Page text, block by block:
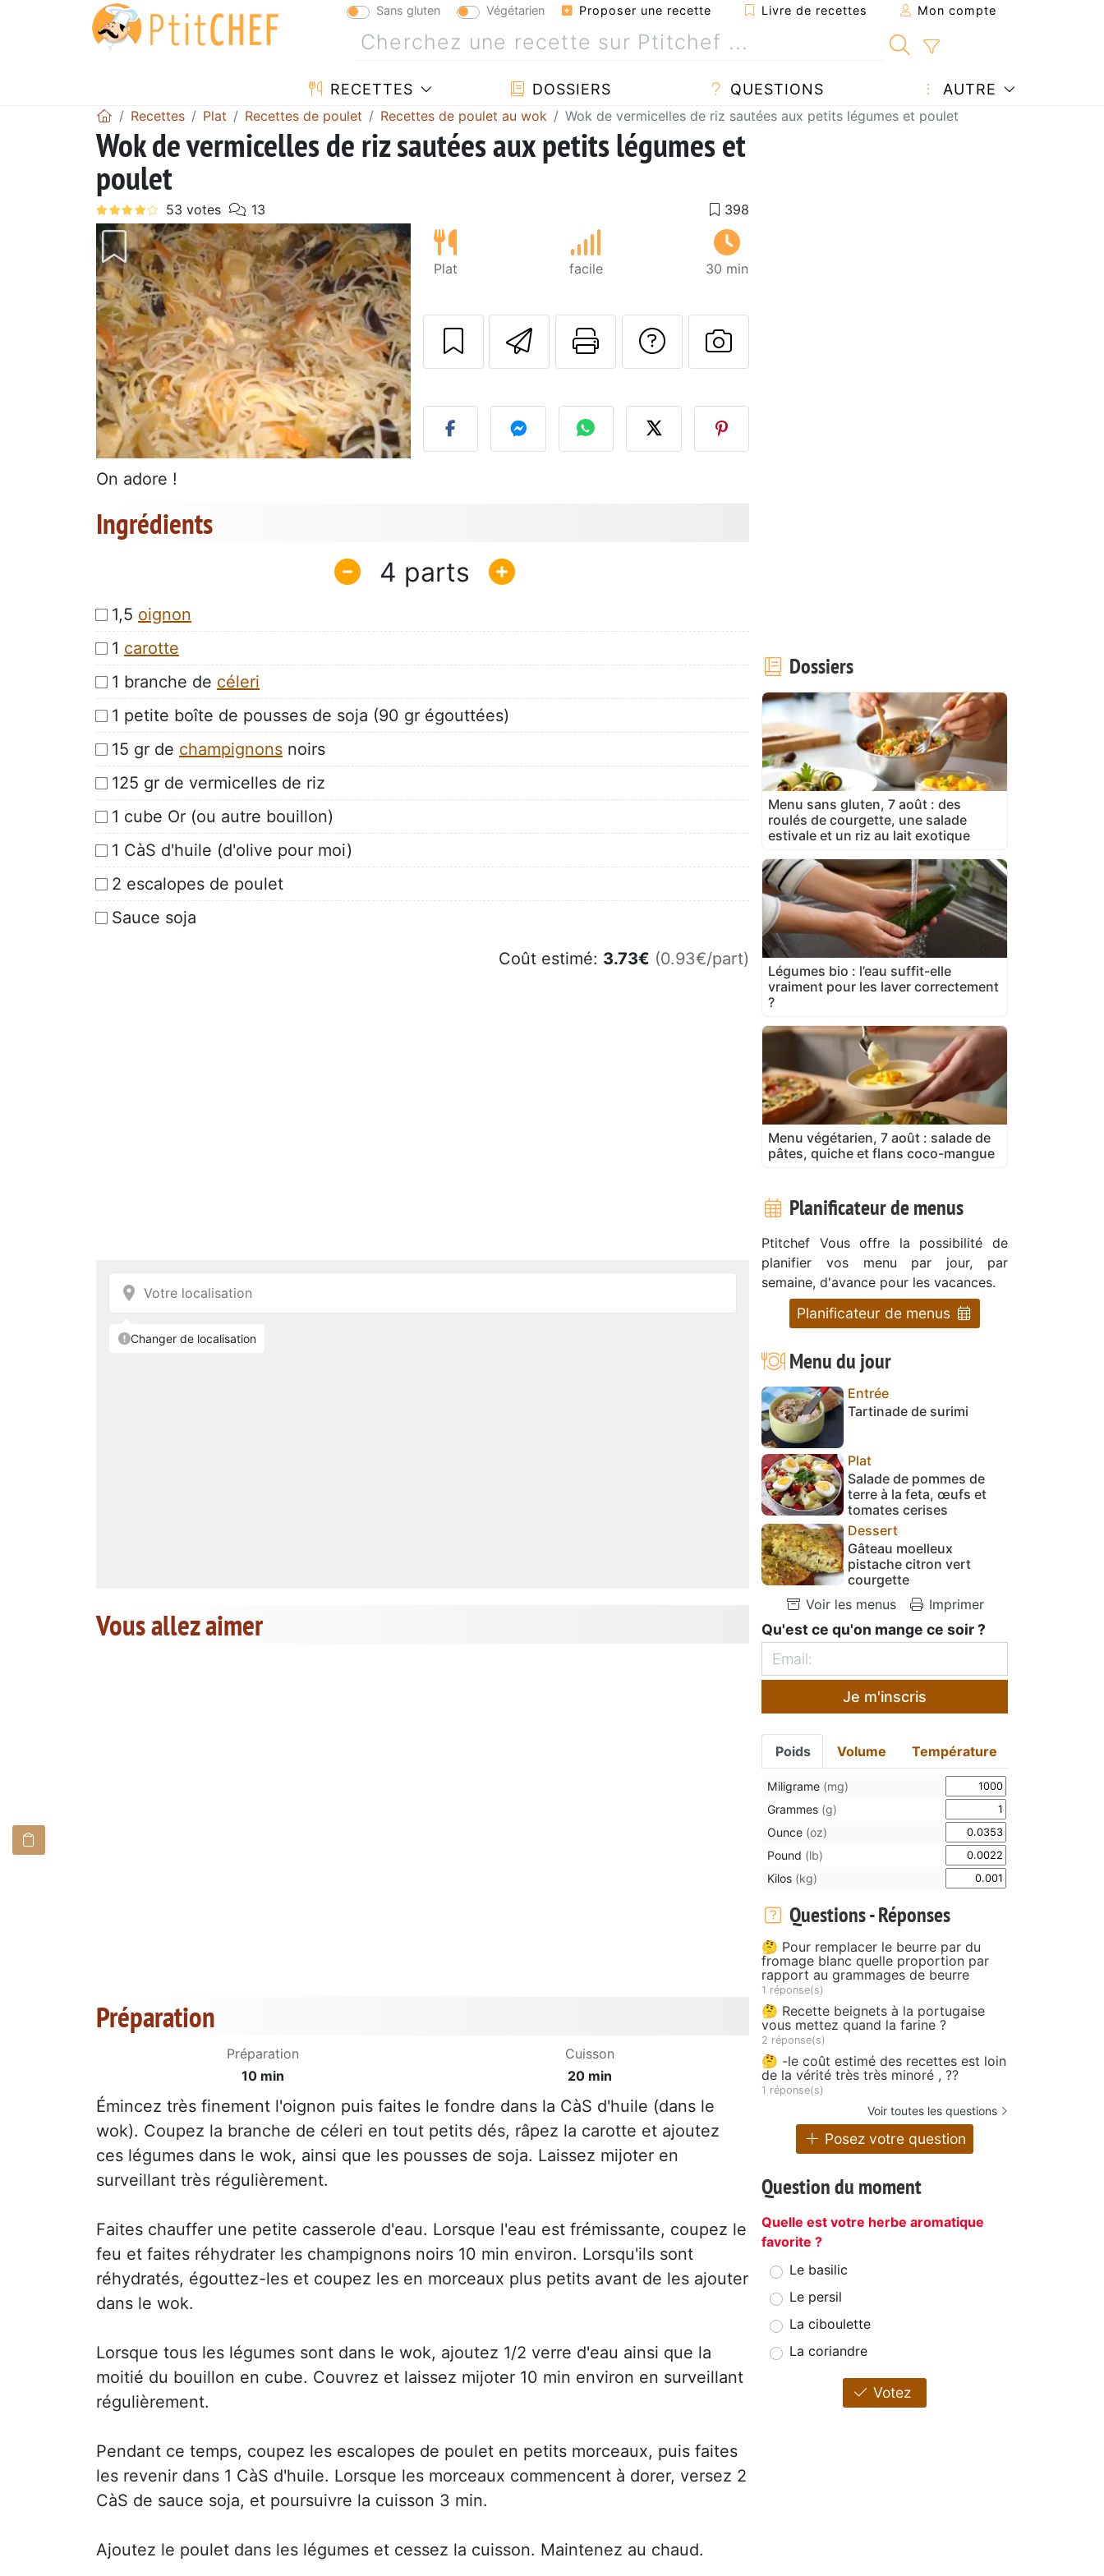
Sans gluten Végétarien Proposer une recette Livre de recettes Mon compte
RECETTES DOSSIERS QUESTIONS AUTRE
Recettes Plat Recettes de poulet Recettes de poulet au wok Wok de vermicelles de riz sautées aux petits légumes et poulet
Wok de vermicelles de riz sautées aux petits légumes et
poulet
Plat facile 30 min
Envoyer cette recette à un ami
Imprimer cette page
Poser une question à l'auteur
Publier votre photo de cette
On adore !
Ingrédients
4
1,5 oignon
1 carotte
1 branche de céleri
1 petite boîte de pousses de soja (90 gr égouttées)
15 gr de champignons noirs
125 gr de vermicelles de riz
1 cube Or (ou autre bouillon)
1 CàS d'huile (d'olive pour moi)
2 escalopes de poulet
Sauce soja
Coût estimé: 3.73€ (0.93€/part)
Vous allez aimer
Préparation
Préparation
10 min
Cuisson
20 min
Émincez très finement l'oignon puis faites le fondre dans la CàS d'huile (dans le
wok). Coupez la branche de céleri en tout petits dés, râpez la carotte et ajoutez
ces légumes dans le wok, ainsi que les pousses de soja. Laissez mijoter en
surveillant très régulièrement.
Faites chauffer une petite casserole d'eau. Lorsque l'eau est frémissante, coupez le
feu et faites réhydrater les champignons noirs 10 min environ. Lorsqu'ils sont
réhydratés, égouttez-les et coupez les en morceaux plus petits avant de les ajouter
dans le wok.
Lorsque tous les légumes sont dans le wok, ajoutez 1/2 verre d'eau ainsi que la
moitié du bouillon en cube. Couvrez et laissez mijoter 10 min environ en surveillant
régulièrement.
Pendant ce temps, coupez les escalopes de poulet en petits morceaux, puis faites
les revenir dans 1 CàS d'huile. Lorsque les morceaux commencent à dorer, versez 2
CàS de sauce soja, et poursuivre la cuisson 3 min.
Ajoutez le poulet dans les légumes et cessez la cuisson. Maintenez au chaud.
Dossiers
Menu sans gluten, 7 août : des
roulés de courgette, une salade
estivale et un riz au lait exotique
Légumes bio : l’eau suffit-elle
vraiment pour les laver correctement
?
Menu végétarien, 7 août : salade de
pâtes, quiche et flans coco-mangue
Planificateur de menus
Ptitchef Vous offre la possibilité de
planifier vos menu par jour, par
semaine, d'avance pour les vacances.
Planificateur de menus
Menu du jour
Entrée
Tartinade de surimi
Plat
Salade de pommes de
terre à la feta, œufs et
tomates cerises
Dessert
Gâteau moelleux
pistache citron vert
courgette
Voir les menus
Imprimer
Qu'est ce qu'on mange ce soir ?
Je m'inscris
Poids Volume Température
Miligrame (mg)
Grammes (g)
Ounce (oz)
Pound (lb)
Kilos (kg)
Questions - Réponses
🤔 Pour remplacer le beurre par du
fromage blanc quelle proportion par
rapport au grammages de beurre
1 réponse(s)
🤔 Recette beignets à la portugaise
vous mettez quand la farine ?
2 réponse(s)
🤔 -le coût estimé des recettes est loin
de la vérité très très minoré , ??
1 réponse(s)
Voir toutes les questions
Posez votre question
Question du moment
Quelle est votre herbe aromatique
favorite ?
Le basilic
Le persil
La ciboulette
La coriandre
Votez